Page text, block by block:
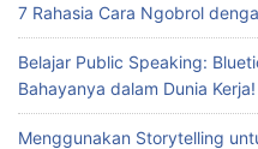
7 Rahasia Cara Ngobrol
Belajar Public Speaking:
Bahayanya dalam Dunia Kerja!
Menggunakan Storytelling